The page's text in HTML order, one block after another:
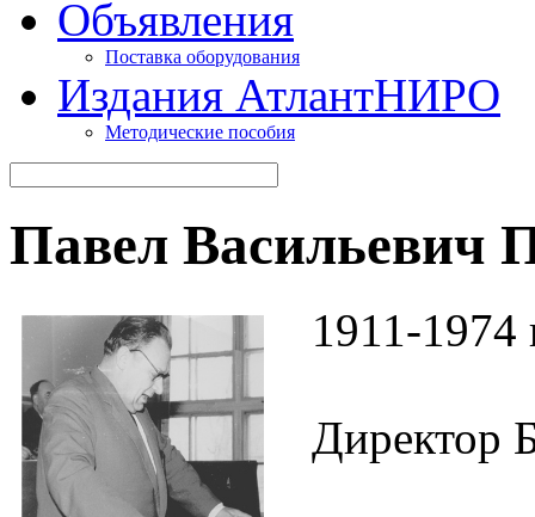
Объявления
Поставка оборудования
Издания АтлантНИРО
Методические пособия
Павел Васильевич
1911-1974
Директор